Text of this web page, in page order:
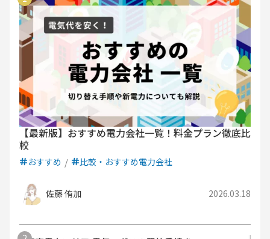
【最新版】おすすめ電力会社一覧！料金プラン徹底比
較
おすすめ 比較・おすすめ電力会社
佐藤 侑加 2026.03.18